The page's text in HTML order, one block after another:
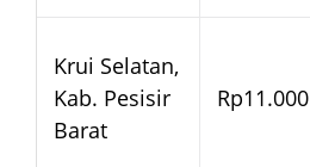
Krui Selatan,
Kab. Pesisir
Barat
Rp11.000